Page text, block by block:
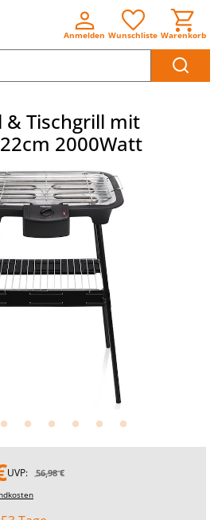
Anmelden Wunschliste Warenkorb
& Tischgrill mit
2000Watt
UVP: 56,98 €